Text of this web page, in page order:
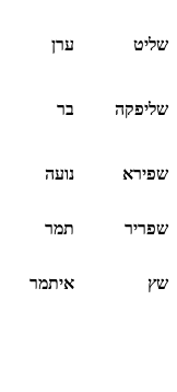
שליט ערן
שליפקה בר
שפירא נועה
שפריר תמר
שץ איתמר